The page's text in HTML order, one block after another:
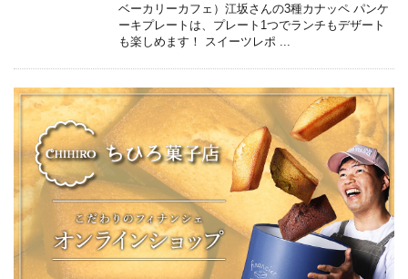
ベーカリーカフェ）江坂さんの3種カナッペ パンケ
ーキプレートは、プレート1つでランチもデザート
も楽しめます！ スイーツレポ ...